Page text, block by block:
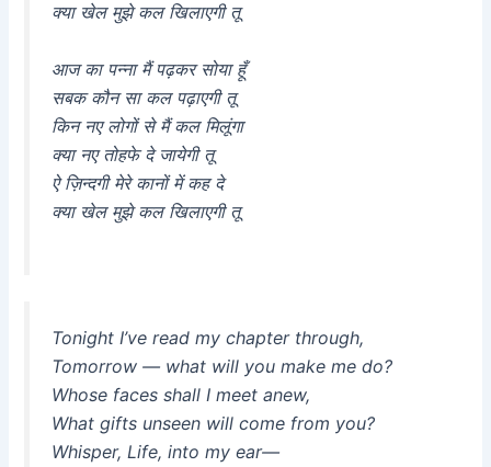
क्या खेल मुझे कल खिलाएगी तू
आज का पन्ना मैं पढ़कर सोया हूँ
सबक कौन सा कल पढ़ाएगी तू
किन नए लोगों से मैं कल मिलूंगा
क्या नए तोहफे दे जायेगी तू
ऐ ज़िन्दगी मेरे कानों में कह दे
क्या खेल मुझे कल खिलाएगी तू
Tonight I’ve read my chapter through,
Tomorrow — what will you make me do?
Whose faces shall I meet anew,
What gifts unseen will come from you?
Whisper, Life, into my ear—